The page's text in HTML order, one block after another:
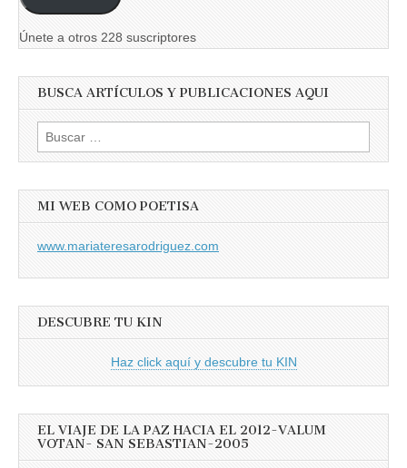
Únete a otros 228 suscriptores
BUSCA ARTÍCULOS Y PUBLICACIONES AQUI
Buscar:
MI WEB COMO POETISA
www.mariateresarodriguez.com
DESCUBRE TU KIN
Haz click aquí y descubre tu KIN
EL VIAJE DE LA PAZ HACIA EL 2012-VALUM
VOTAN- SAN SEBASTIAN-2005